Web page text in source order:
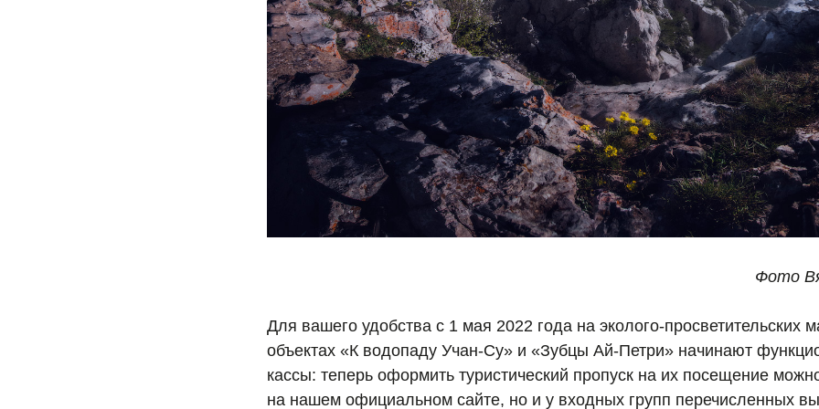
Фото
Для вашего удобства с 1 мая 2022 года на эколого-просветительских
объектах «К водопаду Учан-Су» и «Зубцы Ай-Петри» начинают
кассы: теперь оформить туристический пропуск на их посещение
на нашем официальном сайте, но и у входных групп перечисленных